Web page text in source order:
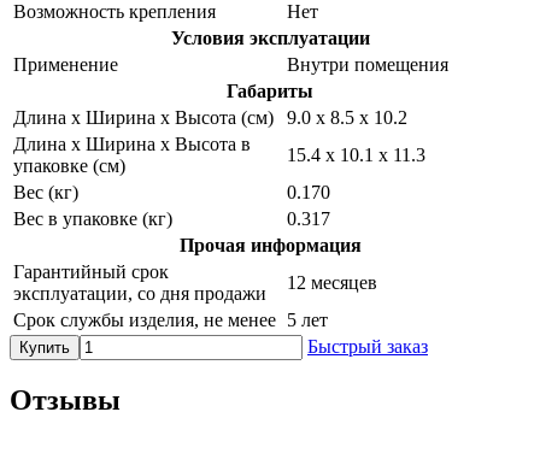
Возможность крепления
Нет
Условия эксплуатации
Применение
Внутри помещения
Габариты
Длина х Ширина х Высота (см)
9.0 х 8.5 х 10.2
Длина х Ширина х Высота в
упаковке (см)
15.4 х 10.1 х 11.3
Вес (кг)
0.170
Вес в упаковке (кг)
0.317
Прочая информация
Гарантийный срок
эксплуатации, со дня продажи
12 месяцев
Срок службы изделия, не менее 5 лет
Купить Быстрый заказ
Отзывы